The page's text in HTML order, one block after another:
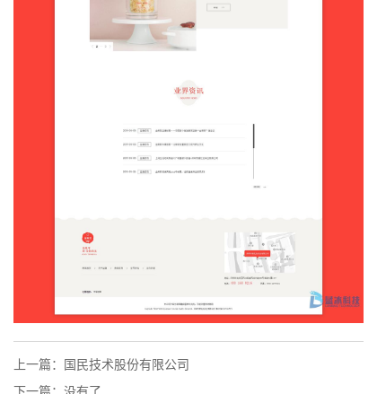
上一篇： 国民技术股份有限公司
下一篇：没有了